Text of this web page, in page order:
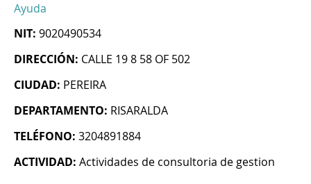
Ayuda
NIT: 9020490534
DIRECCIÓN: CALLE 19 8 58 OF 502
CIUDAD: PEREIRA
DEPARTAMENTO: RISARALDA
TELÉFONO: 3204891884
ACTIVIDAD: Actividades de consultoria de gestion